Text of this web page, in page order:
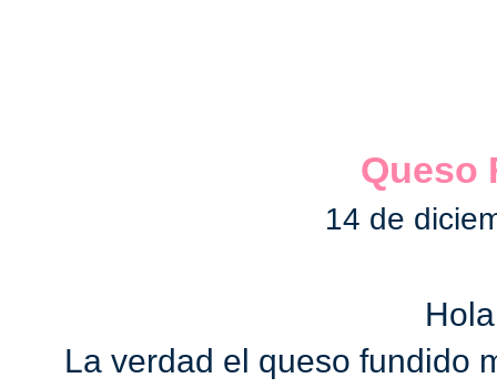
Queso
14 de
La verdad el queso fundido